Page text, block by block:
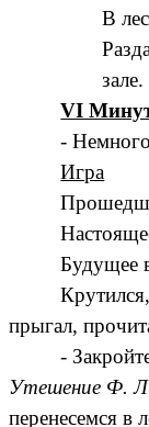
В
зале.
VI
-
Игра
Будущее
прыгал,
-
Утешение Ф.
перенесемся в